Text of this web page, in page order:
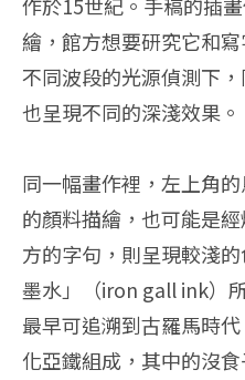
繪，館方想要研究它和
不同波段的光源偵測下
也呈現不同的深淺效果。
同一幅畫作裡，左上角
的顏料描繪，也可能是
方的字句，則呈現較淺
墨水」（iron gall ink）
最早可追溯到古羅馬時
化亞鐵組成，其中的沒